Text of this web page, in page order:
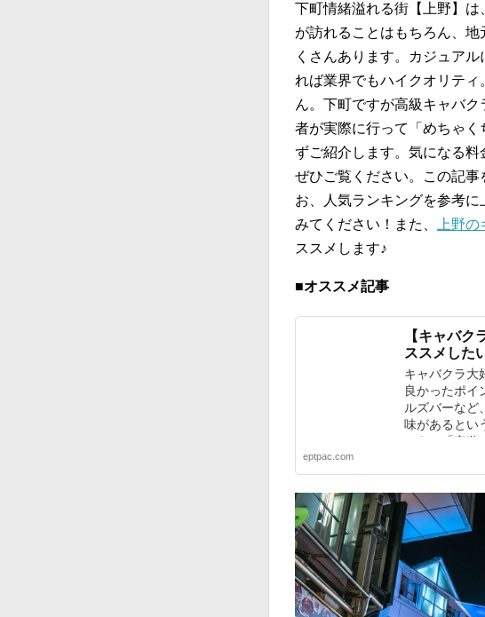
下町情緒溢れる街【上野】
が訪れることはもちろん、
くさんあります。カジュアル
れば業界でもハイクオリテ
ん。下町ですが高級キャバ
者が実際に行って「めちゃ
ずご紹介します。気になる料
ぜひご覧ください。この記
お、人気ランキングを参考
みてください！また、
上野
ススメします♪
■オススメ記事
【キャバク
ススメした
キャバクラ大
良かったポイ
ルズバーなど
味があるとい
である「夜
eptpac.com